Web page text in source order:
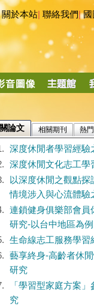
關於本站 聯絡我們|國
論文 相關期刊 熱
深度休閒者學習經驗
深度休閒文化志工學
以深度休閒之觀點探
情境涉入與心流體驗
連鎖健身俱樂部會員
研究-以台中地區為例
生命線志工服務學習
藝享終身-高齡者休
研究
「學習型家庭方案
究